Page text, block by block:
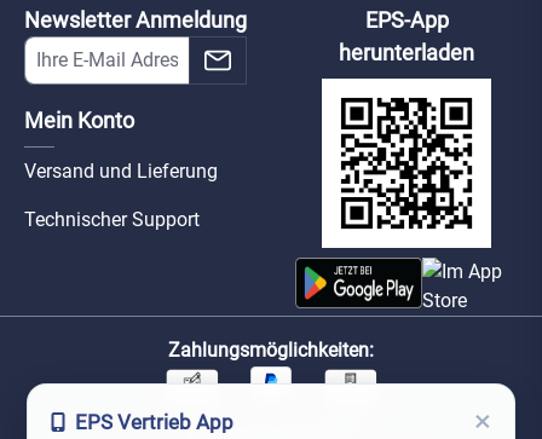
Newsletter Anmeldung
Mein Konto
Versand und Lieferung
Technischer Support
EPS-App
herunterladen
Zahlungsmöglichkeiten:
Unsere Versandpartner:
EPS Vertrieb App ×